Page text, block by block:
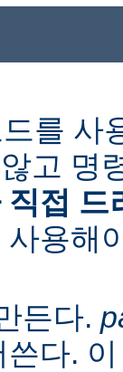
를 사
고 명
직접 드
용해
든다.
쓴다.